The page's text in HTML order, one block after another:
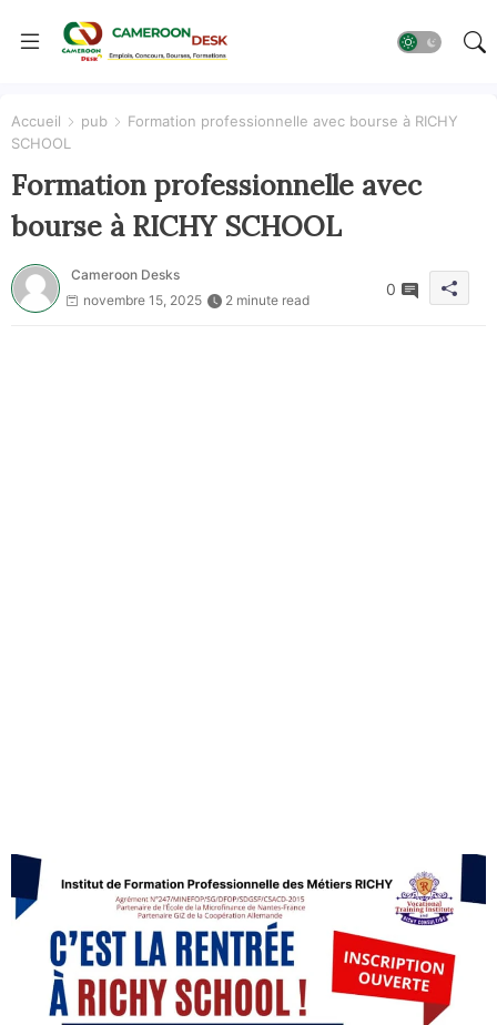
Accueil pub
Formation professionnelle avec bourse à RICHY
SCHOOL
Formation professionnelle avec
bourse à RICHY SCHOOL
Cameroon Desks
novembre 15, 2025
2 minute read
0